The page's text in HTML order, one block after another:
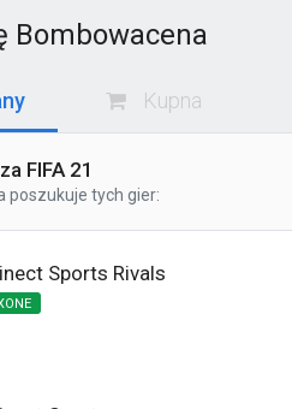
Bombowacena
Kupna
FIFA 21
poszukuje tych gier:
Sports Rivals